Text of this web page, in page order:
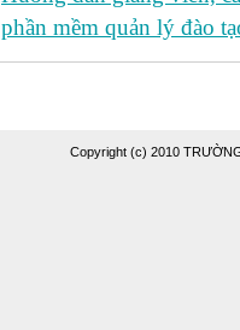
phần mềm quản lý đào
Copyright (c) 2010